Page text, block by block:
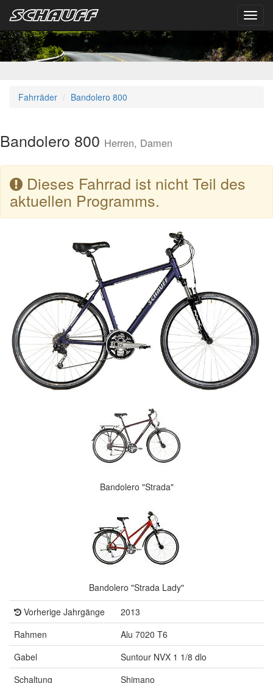
Fahrräder Bandolero 800
Bandolero 800 Herren, Damen
Dieses Fahrrad ist nicht Teil des
aktuellen Programms.
Bandolero "Strada"
Bandolero "Strada Lady"
Vorherige Jahrgänge
2013
Rahmen
Alu 7020 T6
Gabel
Suntour NVX 1 1/8 dlo
Schaltung
Shimano